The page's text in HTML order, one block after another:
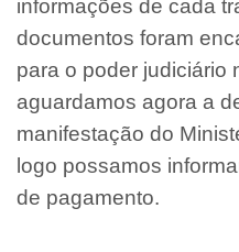
informações de cada
documentos foram
para o poder judiciário
aguardamos agora a
manifestação do
logo possamos
de pagamento.